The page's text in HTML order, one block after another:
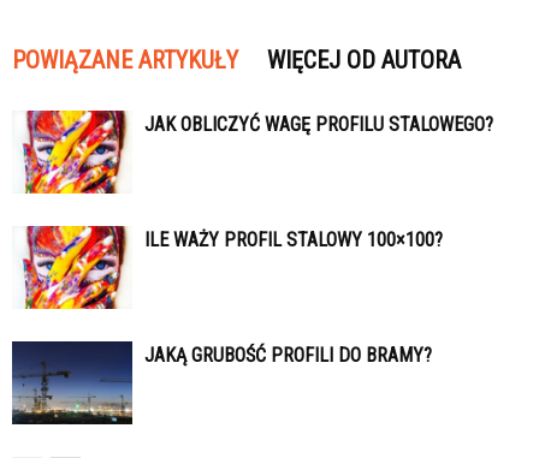
POWIĄZANE ARTYKUŁY WIĘCEJ OD AUTORA
JAK OBLICZYĆ WAGĘ PROFILU STALOWEGO?
ILE WAŻY PROFIL STALOWY 100×100?
JAKĄ GRUBOŚĆ PROFILI DO BRAMY?